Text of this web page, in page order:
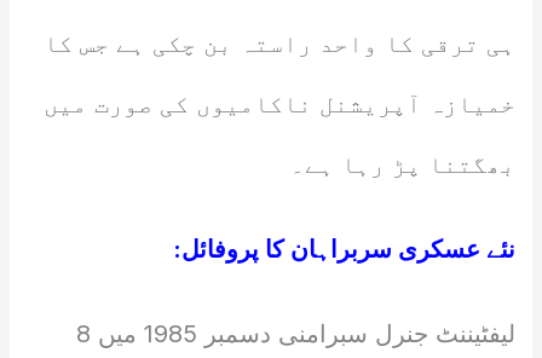
ہی ترقی کا واحد راستہ بن چکی ہے جس کا
خمیازہ آپریشنل ناکامیوں کی صورت میں
بھگتنا پڑ رہا ہے۔
نئے عسکری سربراہان کا پروفائل:
لیفٹیننٹ جنرل سبرامنی دسمبر 1985 میں 8